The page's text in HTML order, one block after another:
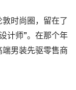
时尚圈，留在了
计师”。在那个年
男装先驱零售商